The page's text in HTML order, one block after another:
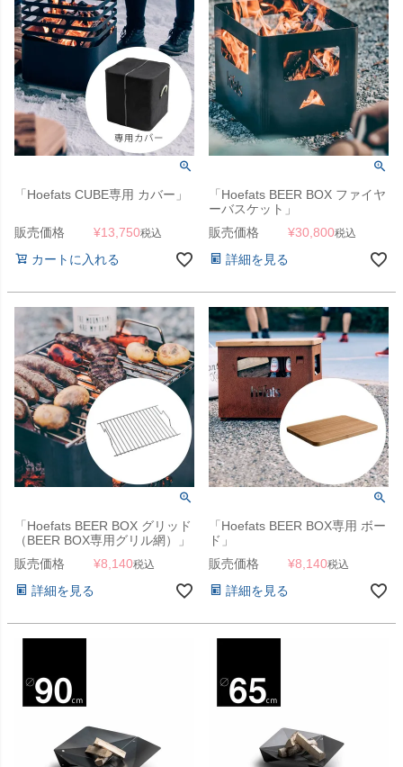
「Hoefats CUBE専用 カバー」
販売価格 ¥13,750税込
カートに入れる
「Hoefats BEER BOX ファイヤ
ーバスケット」
販売価格
¥30,800税込
詳細を見る
「Hoefats BEER BOX グリッド
（BEER BOX専用グリル網）」
販売価格
¥8,140税込
詳細を見る
「Hoefats BEER BOX専用 ボー
ド」
販売価格
¥8,140税込
詳細を見る